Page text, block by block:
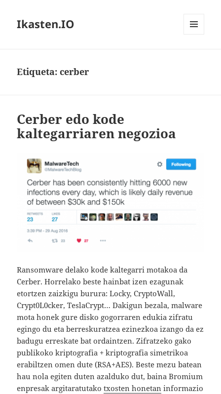
Ikasten.IO
Etiqueta:cerber
Cerber edo kode
kaltegarriaren negozioa
Ransomware delako kode kaltegarri motakoa da
Cerber. Horrelako beste hainbat izen ezagunak
etortzen zaizkigu burura: Locky, CryptoWall,
Crypt0L0cker, TeslaCrypt… Dakigun bezala, malware
mota honek gure disko gogorraren edukia zifratu
egingo du eta berreskuratzea ezinezkoa izango da ez
badugu erreskate bat ordaintzen. Zifratzeko gako
publikoko kriptografia + kriptografia simetrikoa
erabiltzen omen dute (RSA+AES). Beste mezu batean
hau nola egiten duten azalduko dut, baina Bromium
enpresak argitaratutakotxosten honetan informazio